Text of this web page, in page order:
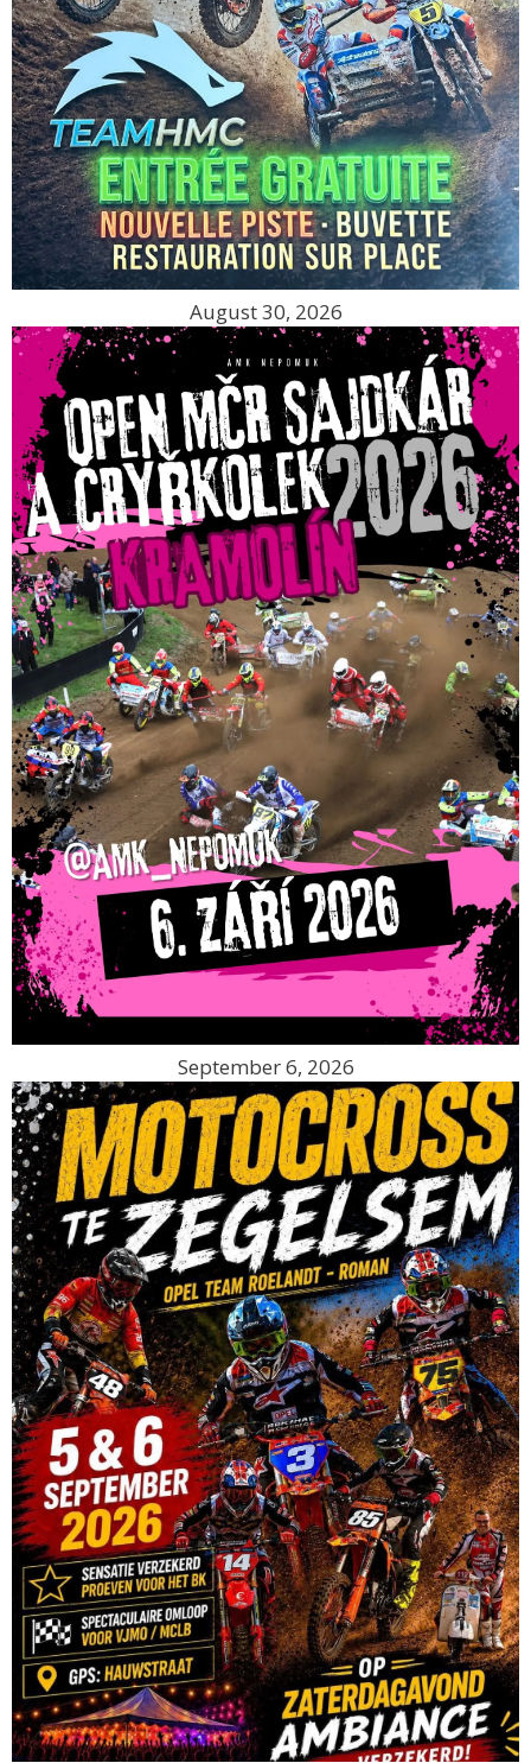
August 30, 2026
September 6, 2026